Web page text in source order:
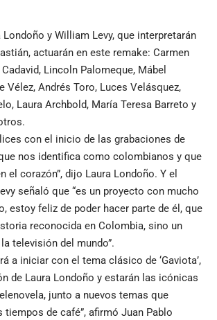
Londoño y William Levy, que interpretarán
actuarán en este remake: Carmen
Lincoln Palomeque, Mábel
Vélez, Andrés Toro, Luces Velásquez,
Laura Archbold, María Teresa Barreto y
con el inicio de las grabaciones de
nos identifica como colombianos y que
el corazón”, dijo Laura Londoño. Y el
señaló que “es un proyecto con mucho
estoy feliz de poder hacer parte de él, que
reconocida en Colombia, sino un
televisión del mundo”.
a iniciar con el tema clásico de ‘Gaviota’,
de Laura Londoño y estarán las icónicas
junto a nuevos temas que
tiempos de café”, afirmó Juan Pablo